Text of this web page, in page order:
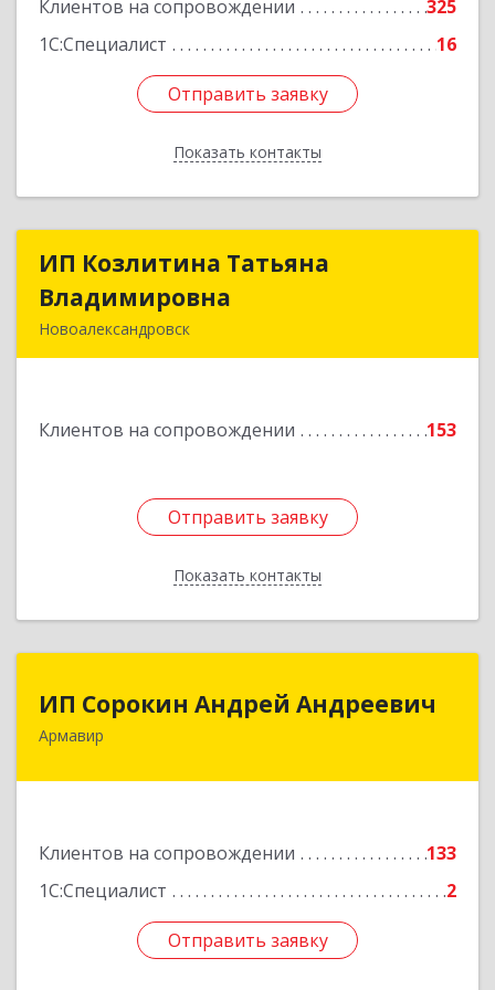
Клиентов на сопровождении
325
1С:Специалист
16
Отправить заявку
Показать контакты
Отправить заявку
Назад
ИП Козлитина Татьяна
Владимировна
Новоалександровск
Клиентов на сопровождении 153
Отправить заявку
Показать контакты
ИП Козлитина Татьяна
Подробнее
Отправить заявку
Назад
ИП Сорокин Андрей Андреевич
Армавир
Клиентов на сопровождении
133
1С:Специалист
2
Отправить заявку
ИП Сорокин Андрей Андреевич
Отправить заявку